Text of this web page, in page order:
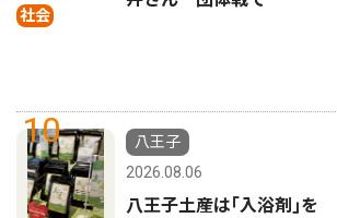
社会
10
八王子
2026.08.06
八王子土産は｢入浴剤｣を